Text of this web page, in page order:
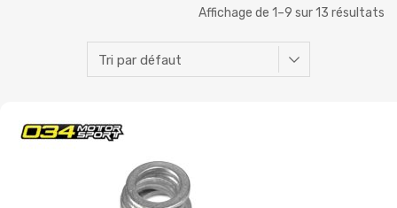
Affichage de 1–9 sur 13 résultats